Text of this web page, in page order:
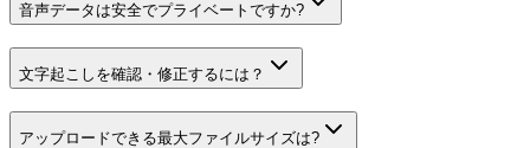
音声データは安全でプライベートですか?
文字起こしを確認・修正するには？
アップロードできる最大ファイルサイズは?